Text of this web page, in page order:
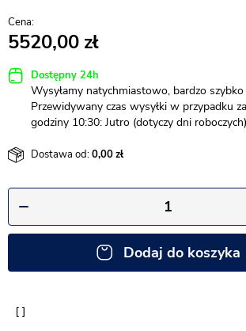
5520,00
Dostępny 24h
Wysyłamy natychmiastowo, bardzo
Przewidywany czas wysyłki w przypadku
godziny 10:30: Jutro (dotyczy dni roboczych)
Dostawa od:0,00
Dodaj do koszyka